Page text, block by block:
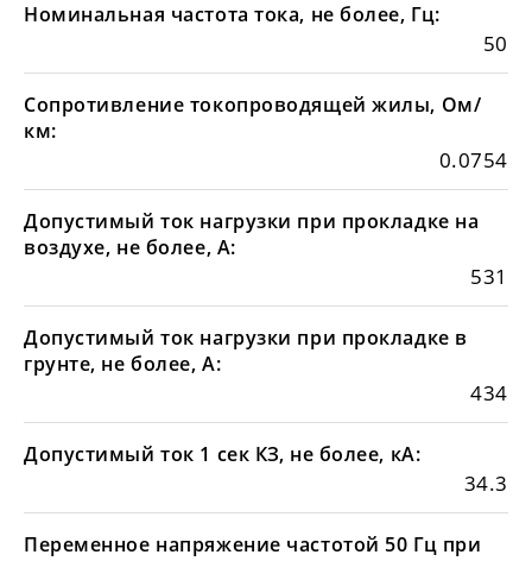
Номинальная частота тока, не более, Гц:
50
Сопротивление токопроводящей жилы, Ом/
км:
0.0754
Допустимый ток нагрузки при прокладке на
воздухе, не более, А:
531
Допустимый ток нагрузки при прокладке в
грунте, не более, А:
434
Допустимый ток 1 сек КЗ, не более, кА:
34.3
Переменное напряжение частотой 50 Гц при